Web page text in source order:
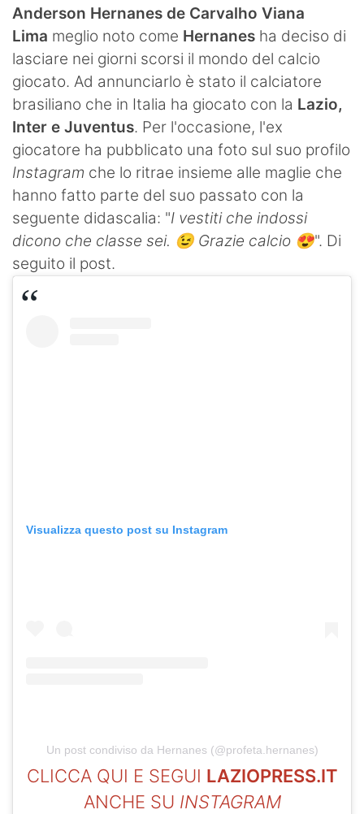
Contatti
Anderson Hernanes de Carvalho Viana
Lima meglio noto come Hernanes ha deciso di
lasciare nei giorni scorsi il mondo del calcio
giocato. Ad annunciarlo è stato il calciatore
brasiliano che in Italia ha giocato con la Lazio,
Inter e Juventus. Per l'occasione, l'ex
giocatore ha pubblicato una foto sul suo profilo
Instagram che lo ritrae insieme alle maglie che
hanno fatto parte del suo passato con la
seguente didascalia: "I vestiti che indossi
dicono che classe sei. 😉 Grazie calcio 😍". Di
seguito il post.
Visualizza questo post su Instagram
Un post condiviso da Hernanes (@profeta.hernanes)
CLICCA QUI E SEGUI LAZIOPRESS.IT
ANCHE SU INSTAGRAM